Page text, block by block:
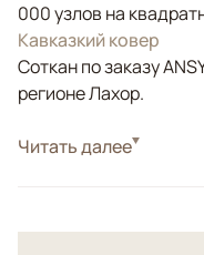
000 узлов на
Кавказкий ковер
Соткан по заказу
регионе Лахор.
СтильКлассические
кавказской
Читать далее